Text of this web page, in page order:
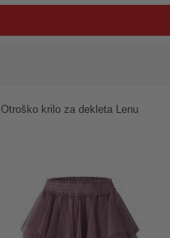
Otroško krilo za dekleta Lenu